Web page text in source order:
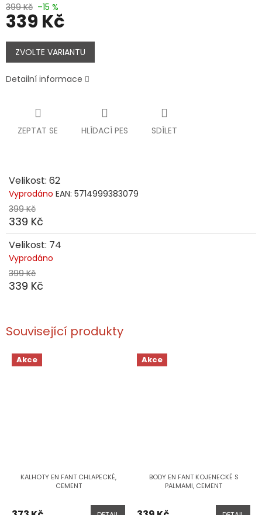
399 Kč –15 %
339 Kč
Měrná
cena:
ZVOLTE VARIANTU
Detailní informace
ZEPTAT SE HLÍDACÍ PES SDÍLET
Velikost: 62
Vyprodáno EAN: 5714999383079
399 Kč
339 Kč
Velikost: 74
Vyprodáno
399 Kč
339 Kč
Související produkty
Akce
KALHOTY EN FANT CHLAPECKÉ,
CEMENT
Akce
BODY EN FANT KOJENECKÉ S
PALMAMI, CEMENT